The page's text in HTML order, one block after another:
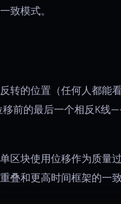
致模式。
转的位置（任何人都能
移前的最后一个相反K线
区块使用位移作为质量
叠和更高时间框架的一致